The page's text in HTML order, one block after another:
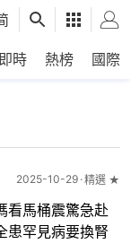
即時 熱榜 國際
2025-10-29 精選 ★
看馬桶震驚急赴
罕見病要換腎